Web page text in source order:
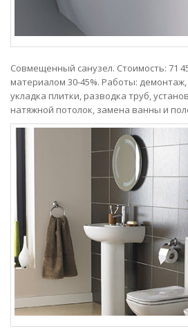
Совмещенный санузел. Стоимость: 71
материалом 30-45%. Работы:
укладка плитки, разводка труб,
натяжной потолок, замена ванны и